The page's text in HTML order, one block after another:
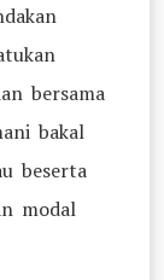
bersama
bakal
beserta
modal